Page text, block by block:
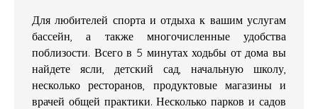
Для любителей спорта и отдыха к вашим услугам
бассейн, а также многочисленные удобства
поблизости. Всего в 5 минутах ходьбы от дома вы
найдете ясли, детский сад, начальную школу,
несколько ресторанов, продуктовые магазины и
врачей общей практики. Несколько парков и садов